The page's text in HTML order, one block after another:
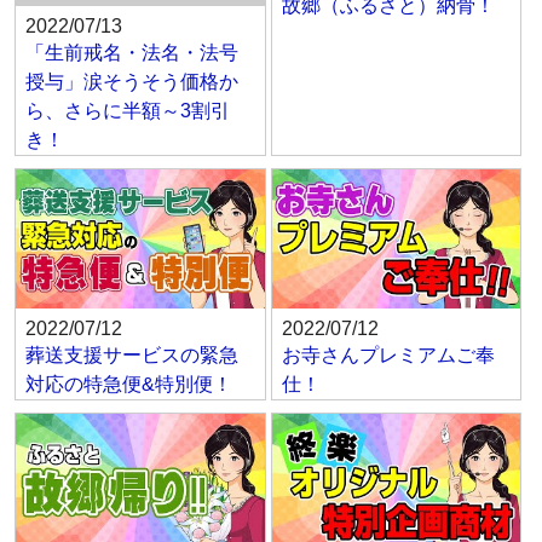
2022/07/13
「生前戒名・法名・法号
授与」涙そうそう価格か
ら、さらに半額～3割引
き！
故郷（ふるさと）納骨！
2022/07/12
葬送支援サービスの緊急
対応の特急便&特別便！
2022/07/12
お寺さんプレミアムご奉
仕！